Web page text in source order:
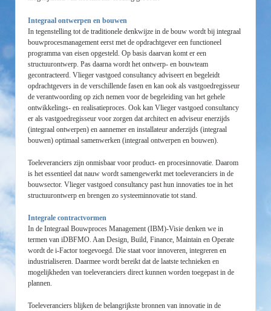
Integraal ontwerpen en bouwen
In tegenstelling tot de traditionele denkwijze in de bouw wordt bij integraal
bouwprocesmanagement eerst met de opdrachtgever een functioneel
programma van eisen opgesteld. Op basis daarvan komt er een
structuurontwerp. Pas daarna wordt het ontwerp- en bouwteam
gecontracteerd. Vlieger vastgoed consultancy adviseert en begeleidt
opdrachtgevers in de verschillende fasen en kan ook als vastgoedregisseur
de verantwoording op zich nemen voor de begeleiding van het gehele
ontwikkelings- en realisatieproces. Ook kan Vlieger vastgoed consultancy
er als vastgoedregisseur voor zorgen dat architect en adviseur enerzijds
(integraal ontwerpen) en aannemer en installateur anderzijds (integraal
bouwen) optimaal samenwerken (integraal ontwerpen en bouwen).
Toeleveranciers zijn onmisbaar voor product- en procesinnovatie. Daarom
is het essentieel dat nauw wordt samengewerkt met toeleveranciers in de
bouwsector. Vlieger vastgoed consultancy past hun innovaties toe in het
structuurontwerp en brengen zo systeeminnovatie tot stand.
Integrale contractvormen
In de Integraal Bouwproces Management (IBM)-Visie denken we in
termen van iDBFMO. Aan Design, Build, Finance, Maintain en Operate
wordt de i-Factor toegevoegd. Die staat voor innoveren, integreren en
industrialiseren. Daarmee wordt bereikt dat de laatste technieken en
mogelijkheden van toeleveranciers direct kunnen worden toegepast in de
plannen.
Toeleveranciers blijken de belangrijkste bronnen van innovatie in de